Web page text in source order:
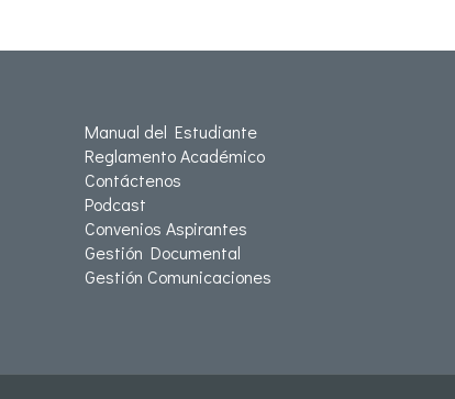
Manual del Estudiante
Reglamento Académico
Contáctenos
Podcast
Convenios Aspirantes
Gestión Documental
Gestión Comunicaciones